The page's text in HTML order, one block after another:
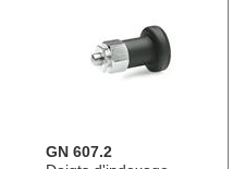
GN 607.2